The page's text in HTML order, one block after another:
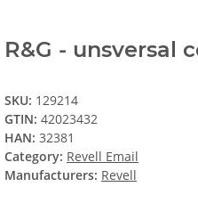
R&G - unsversal
SKU: 129214
GTIN: 42023432
HAN: 32381
Category: Revell Email
Manufacturers: Revell